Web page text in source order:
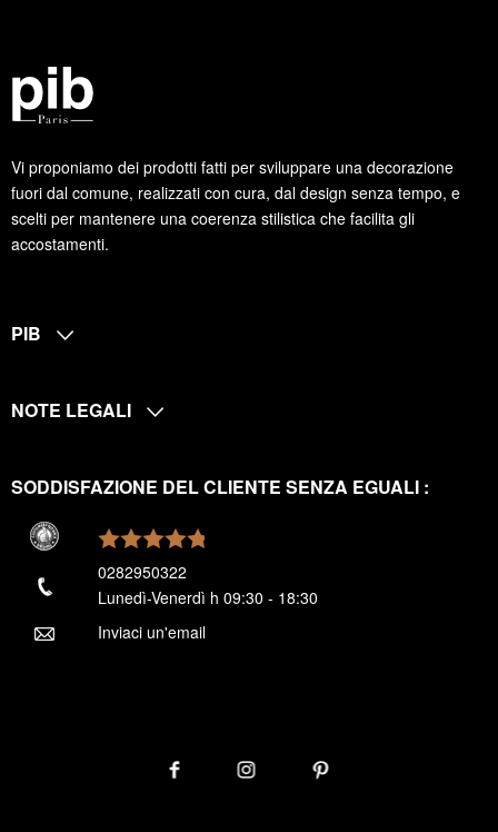
Vi proponiamo dei prodotti fatti per sviluppare una decorazione
fuori dal comune, realizzati con cura, dal design senza tempo, e
scelti per mantenere una coerenza stilistica che facilita gli
accostamenti.
PIB
NOTE LEGALI
SODDISFAZIONE DEL CLIENTE SENZA EGUALI :
0282950322
Lunedì-Venerdì h 09:30 - 18:30
Inviaci un'email